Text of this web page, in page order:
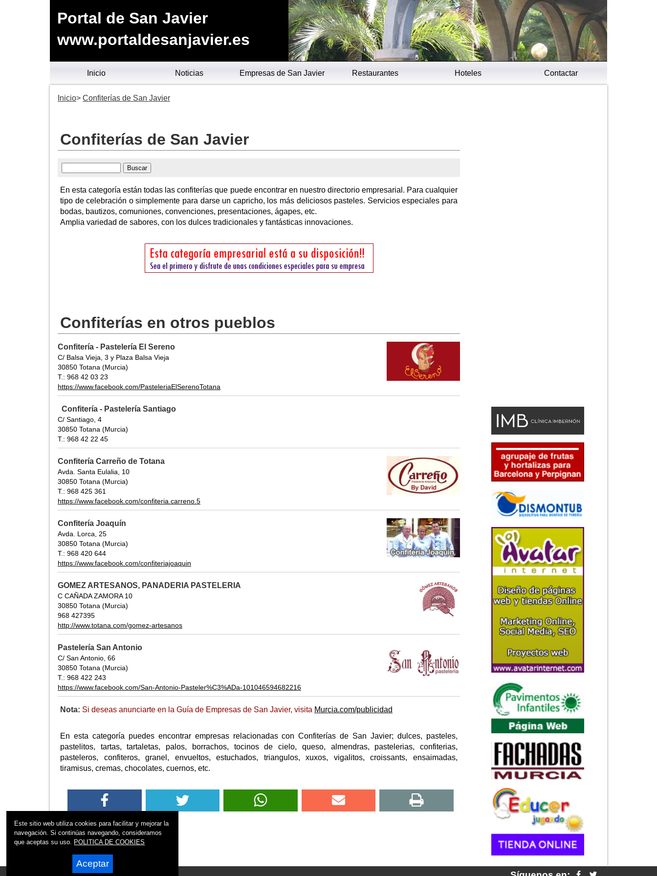
Portal de San Javier
www.portaldesanjavier.es
Inicio Noticias Empresas de San Javier Restaurantes Hoteles Contactar
Inicio Confiterías de San Javier
Confiterías de San Javier
En esta categoría están todas las confiterías que puede encontrar en nuestro directorio empresarial. Para cualquier
tipo de celebración o simplemente para darse un capricho, los más deliciosos pasteles. Servicios especiales para
bodas, bautizos, comuniones, convenciones, presentaciones, ágapes, etc.
Amplia variedad de sabores, con los dulces tradicionales y fantásticas innovaciones.
Confiterías en otros pueblos
Confitería - Pastelería El Sereno
C/ Balsa Vieja, 3 y Plaza Balsa Vieja
30850 Totana (Murcia)
T.: 968 42 03 23
https://www.facebook.com/PasteleriaElSerenoTotana
Confitería - Pastelería Santiago
C/ Santiago, 4
30850 Totana (Murcia)
T.: 968 42 22 45
Confitería Carreño de Totana
Avda. Santa Eulalia, 10
30850 Totana (Murcia)
T.: 968 425 361
https://www.facebook.com/confiteria.carreno.5
Confitería Joaquín
Avda. Lorca, 25
30850 Totana (Murcia)
T.: 968 420 644
https://www.facebook.com/confiteriajoaquin
GOMEZ ARTESANOS, PANADERIA PASTELERIA
C CAÑADA ZAMORA 10
30850 Totana (Murcia)
968 427395
http://www.totana.com/gomez-artesanos
Pastelería San Antonio
C/ San Antonio, 66
30850 Totana (Murcia)
T.: 968 422 243
https://www.facebook.com/San-Antonio-Pasteler%C3%ADa-101046594682216
Nota: Si deseas anunciarte en la Guía de Empresas de San Javier, visita Murcia.com/publicidad
En esta categoría puedes encontrar empresas relacionadas con Confiterías de San Javier; dulces, pasteles,
pastelitos, tartas, tartaletas, palos, borrachos, tocinos de cielo, queso, almendras, pastelerias, confiterias,
pasteleros, confiteros, granel, envueltos, estuchados, triangulos, xuxos, vigalitos, croissants, ensaimadas,
tiramisus, cremas, chocolates, cuernos, etc.
Este sitio web utiliza cookies para facilitar y mejorar la
navegación. Si continúas navegando, consideramos
que aceptas su uso. POLITICA DE COOKIES
Aceptar